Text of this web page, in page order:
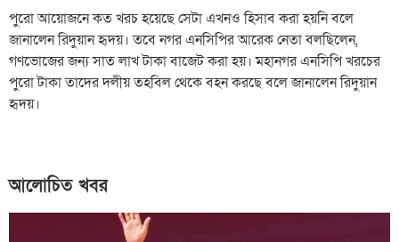
পুরো আয়োজনে কত খরচ হয়েছে সেটা এখনও হিসাব করা হয়নি বলে
জানালেন রিদুয়ান হৃদয়। তবে নগর এনসিপির আরেক নেতা বলছিলেন,
গণভোজের জন্য সাত লাখ টাকা বাজেট করা হয়। মহানগর এনসিপি খরচের
পুরো টাকা তাদের দলীয় তহবিল থেকে বহন করছে বলে জানালেন রিদুয়ান
হৃদয়।
আলোচিত খবর